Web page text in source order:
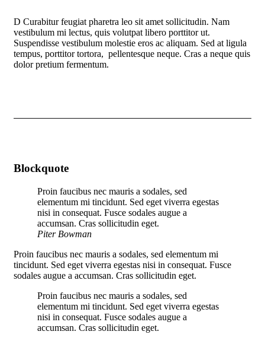
D Curabitur feugiat pharetra leo sit amet sollicitudin. Nam
vestibulum mi lectus, quis volutpat libero porttitor ut.
Suspendisse vestibulum molestie eros ac aliquam. Sed at ligula
tempus, porttitor tortora, pellentesque neque. Cras a neque quis
dolor pretium fermentum.
Blockquote
Proin faucibus nec mauris a sodales, sed
elementum mi tincidunt. Sed eget viverra egestas
nisi in consequat. Fusce sodales augue a
accumsan. Cras sollicitudin eget.
Piter Bowman
Proin faucibus nec mauris a sodales, sed elementum mi
tincidunt. Sed eget viverra egestas nisi in consequat. Fusce
sodales augue a accumsan. Cras sollicitudin eget.
Proin faucibus nec mauris a sodales, sed
elementum mi tincidunt. Sed eget viverra egestas
nisi in consequat. Fusce sodales augue a
accumsan. Cras sollicitudin eget.